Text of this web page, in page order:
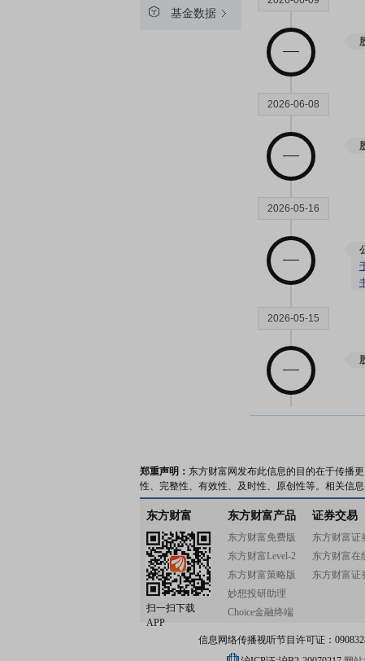
基金数据
2026-06-08
2026-05-16
2026-05-15
郑重声明： 东方财富网发布此信息的目的在于传播
性、完整性、有效性、及时性、原创性等。相关信
东方财富
扫一扫下载
APP
东方财富产品
东方财富免费版
东方财富Level-2
东方财富策略版
妙想投研助理
Choice金融终端
证券交易
东方财富证
东方财富在
东方财富证
信息网络传播视听节目许可证：